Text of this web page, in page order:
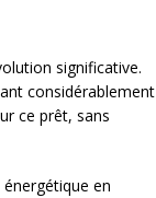
significative.
considérablement
ce prêt, sans
en